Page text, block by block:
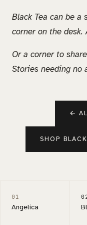
Black Tea can be a
corner on the desk.
Or a corner to
Stories needing no
←
SHOP
01
Angelica